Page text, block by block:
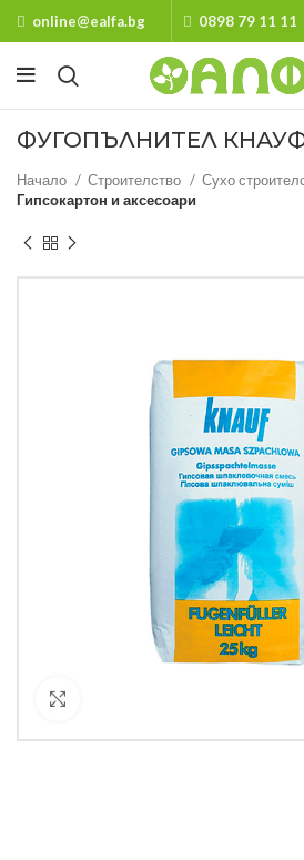
online@ealfa.bg 0898 79 11 11
ФУГОПЪЛНИТЕЛ
Начало Строителство
Сухо
Гипсокартон и аксесоари